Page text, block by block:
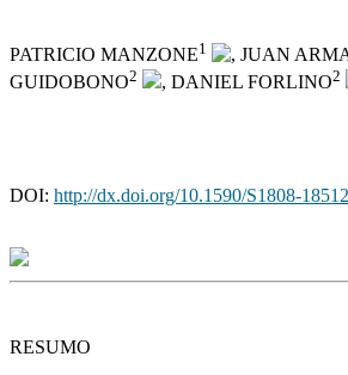
PATRICIO MANZONE1
, JUAN
GUIDOBONO2 , DANIEL FORLINO2
DOI: http://dx.doi.org/10.1590/S1808-
RESUMO